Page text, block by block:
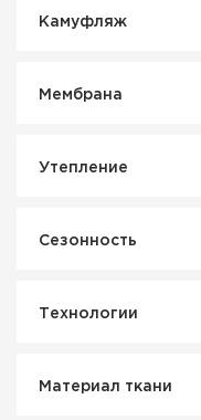
Камуфляж
Мембрана
Утепление
Сезонность
Технологии
Материал ткани